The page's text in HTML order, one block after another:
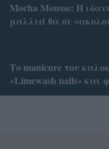
Mocha Mousse: Η
μαλλιά θα σε
Το manicure του
«Limewash nails» και